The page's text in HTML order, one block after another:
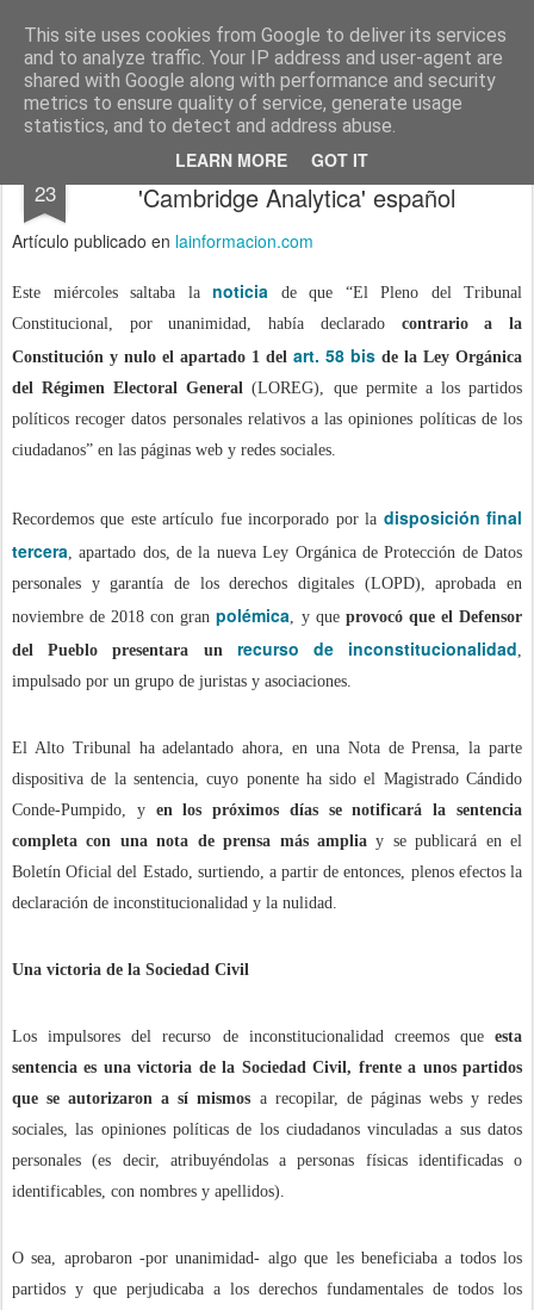
This site uses cookies from Google to deliver its services
and to analyze traffic. Your IP address and user-agent are
shared with Google along with performance and security
metrics to ensure quality of service, generate usage
statistics, and to detect and address abuse.
LEARN MORE GOT IT
menos tecnología y más pedagogía conceptos y reflexiones sobre la sociedad de la información
Pages
23
El Tribunal Constitucional dice NO al
'Cambridge Analytica' español
Artículo publicado en lainformacion.com
Este miércoles saltaba la noticia de que “El Pleno del Tribunal
Constitucional, por unanimidad, había declarado contrario a la
Constitución y nulo el apartado 1 del art. 58 bis de la Ley Orgánica
del Régimen Electoral General (LOREG), que permite a los partidos
políticos recoger datos personales relativos a las opiniones políticas de los
ciudadanos” en las páginas web y redes sociales.
Recordemos que este artículo fue incorporado por la disposición final
tercera, apartado dos, de la nueva Ley Orgánica de Protección de Datos
personales y garantía de los derechos digitales (LOPD), aprobada en
noviembre de 2018 con granpolémica, y que provocó que el Defensor
del Pueblo presentara un recurso de inconstitucionalidad,
impulsado por un grupo de juristas y asociaciones.
El Alto Tribunal ha adelantado ahora, en una Nota de Prensa, la parte
dispositiva de la sentencia, cuyo ponente ha sido el Magistrado Cándido
Conde-Pumpido, yen los próximos días se notificará la sentencia
completa con una nota de prensa más ampliay se publicará en el
Boletín Oficial del Estado, surtiendo, a partir de entonces, plenos efectos la
declaración de inconstitucionalidad y la nulidad.
Una victoria de la Sociedad Civil
Los impulsores del recurso de inconstitucionalidad creemos que esta
sentencia es una victoria de la Sociedad Civil, frente a unos partidos
que se autorizaron a sí mismos a recopilar, de páginas webs y redes
sociales, las opiniones políticas de los ciudadanos vinculadas a sus datos
personales (es decir, atribuyéndolas a personas físicas identificadas o
identificables, con nombres y apellidos).
O sea, aprobaron -por unanimidad- algo que les beneficiaba a todos los
partidos y que perjudicaba a los derechos fundamentales de todos los